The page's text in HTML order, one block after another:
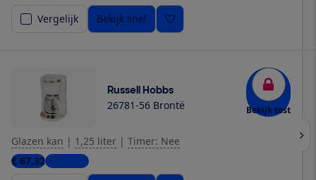
Vergelijk
Bekijk snel
Russell Hobbs
26781-56 Brontë Bekijk test
Glazen kan | 1,25 liter | Timer: Nee
€ 67,324 winkels